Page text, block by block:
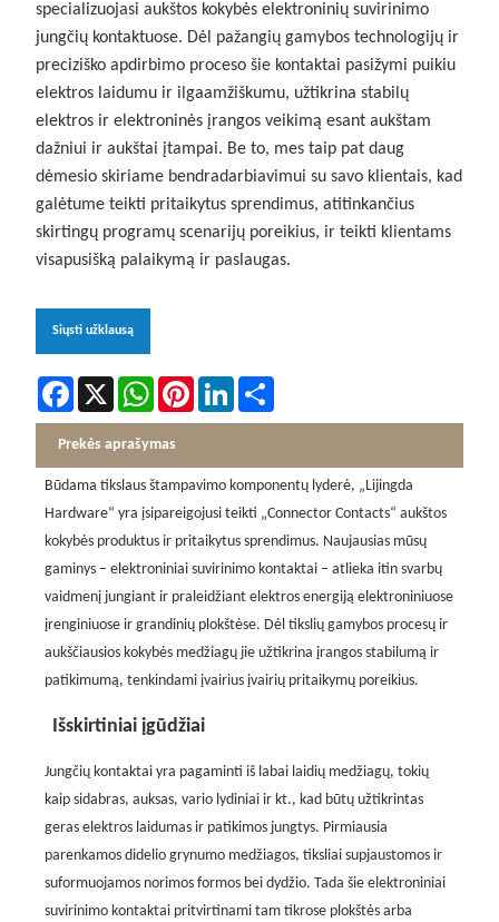
specializuojasi aukštos kokybės elektroninių suvirinimo
jungčių kontaktuose. Dėl pažangių gamybos technologijų ir
preciziško apdirbimo proceso šie kontaktai pasižymi puikiu
elektros laidumu ir ilgaamžiškumu, užtikrina stabilų
elektros ir elektroninės įrangos veikimą esant aukštam
dažniui ir aukštai įtampai. Be to, mes taip pat daug
dėmesio skiriame bendradarbiavimui su savo klientais, kad
galėtume teikti pritaikytus sprendimus, atitinkančius
skirtingų programų scenarijų poreikius, ir teikti klientams
visapusišką palaikymą ir paslaugas.
Siųsti užklausą
Facebook
X WhatsAppPinterestLinkedIn
Prekės aprašymas
Būdama tikslaus štampavimo komponentų lyderė, „Lijingda
Hardware“ yra įsipareigojusi teikti „Connector Contacts“ aukštos
kokybės produktus ir pritaikytus sprendimus. Naujausias mūsų
gaminys – elektroniniai suvirinimo kontaktai – atlieka itin svarbų
vaidmenį jungiant ir praleidžiant elektros energiją elektroniniuose
įrenginiuose ir grandinių plokštėse. Dėl tikslių gamybos procesų ir
aukščiausios kokybės medžiagų jie užtikrina įrangos stabilumą ir
patikimumą, tenkindami įvairius įvairių pritaikymų poreikius.
Išskirtiniai įgūdžiai
Jungčių kontaktai yra pagaminti iš labai laidių medžiagų, tokių
kaip sidabras, auksas, vario lydiniai ir kt., kad būtų užtikrintas
geras elektros laidumas ir patikimos jungtys. Pirmiausia
parenkamos didelio grynumo medžiagos, tiksliai supjaustomos ir
suformuojamos norimos formos bei dydžio. Tada šie elektroniniai
suvirinimo kontaktai pritvirtinami tam tikrose plokštės arba